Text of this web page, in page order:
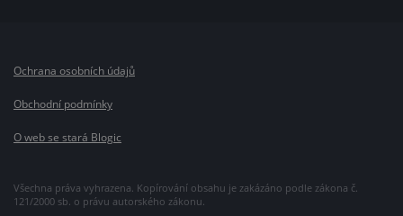
Všechna práva vyhrazena. Kopírování obsahu je zakázáno podle zákona č.
121/2000 sb. o právu autorského zákonu.
Ochrana osobních údajů
Obchodní podmínky
O web se stará Blogic